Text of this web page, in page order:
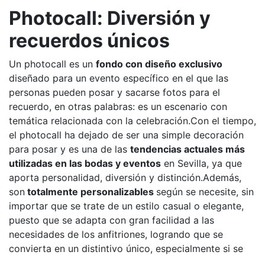
Photocall: Diversión y
recuerdos únicos
Un photocall es un fondo con diseño exclusivo
diseñado para un evento específico en el que las
personas pueden posar y sacarse fotos para el
recuerdo, en otras palabras: es un escenario con
temática relacionada con la celebración.Con el tiempo,
el photocall ha dejado de ser una simple decoración
para posar y es una de las tendencias actuales más
utilizadas en las bodas y eventos en Sevilla, ya que
aporta personalidad, diversión y distinción.Además,
son totalmente personalizables según se necesite, sin
importar que se trate de un estilo casual o elegante,
puesto que se adapta con gran facilidad a las
necesidades de los anfitriones, logrando que se
convierta en un distintivo único, especialmente si se